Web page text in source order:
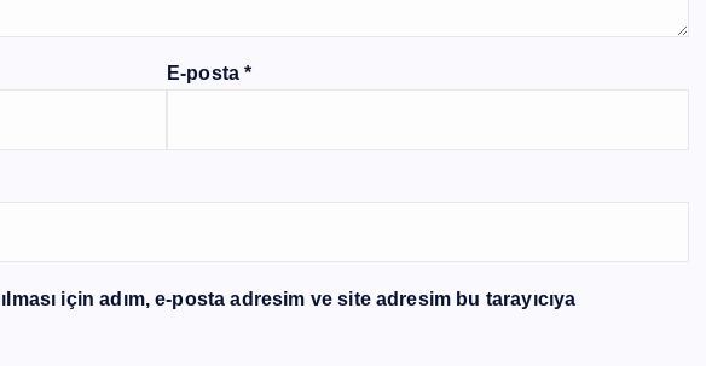
E-posta*
için adım, e-posta adresim ve site adresim bu tarayıcıya